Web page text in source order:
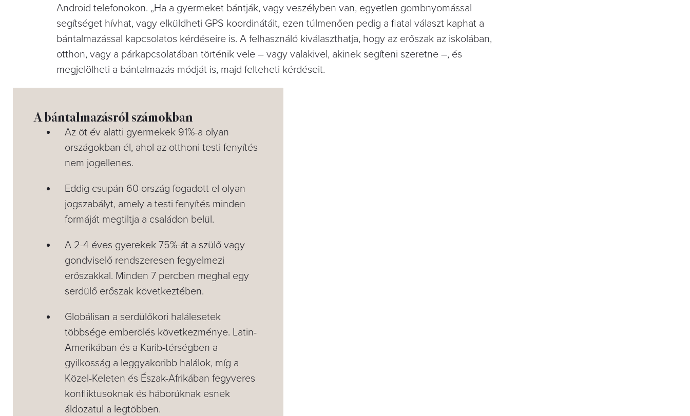
Android telefonokon. „Ha a gyermeket bántják, vagy veszélyben van, egyetlen gombnyomással
segítséget hívhat, vagy elküldheti GPS koordinátáit, ezen túlmenően pedig a fiatal választ kaphat a
bántalmazással kapcsolatos kérdéseire is. A felhasználó kiválaszthatja, hogy az erőszak az iskolában,
otthon, vagy a párkapcsolatában történik vele – vagy valakivel, akinek segíteni szeretne –, és
megjelölheti a bántalmazás módját is, majd felteheti kérdéseit.
A bántalmazásról számokban
Az öt év alatti gyermekek 91%-a olyan
országokban él, ahol az otthoni testi fenyítés
nem jogellenes.
Eddig csupán 60 ország fogadott el olyan
jogszabályt, amely a testi fenyítés minden
formáját megtiltja a családon belül.
A 2-4 éves gyerekek 75%-át a szülő vagy
gondviselő rendszeresen fegyelmezi
erőszakkal. Minden 7 percben meghal egy
serdülő erőszak következtében.
Globálisan a serdülőkori halálesetek
többsége emberölés következménye. Latin-
Amerikában és a Karib-térségben a
gyilkosság a leggyakoribb halálok, míg a
Közel-Keleten és Észak-Afrikában fegyveres
konfliktusoknak és háborúknak esnek
áldozatul a legtöbben.